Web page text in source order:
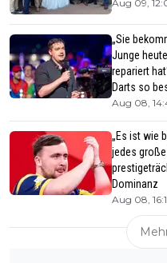
Aug 09,
„Sie
Junge
repariert
Darts so
Aug 08,
„Es ist wie
jedes
Dominanz
Aug 08,